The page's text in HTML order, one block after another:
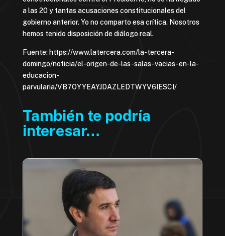
a las 20 y tantas acusaciones constitucionales del
gobierno anterior. Yo no comparto esa crítica. Nosotros
hemos tenido disposición de diálogo real.
Fuente: https://www.latercera.com/la-tercera-
domingo/noticia/el-origen-de-las-salas-vacias-en-la-
educacion-
parvularia/VB7OYYEAYJDAZLEDTWYV6IESCI/
También te podría
interesar…